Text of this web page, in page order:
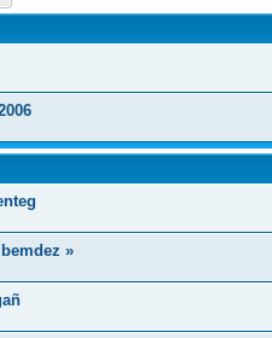
»